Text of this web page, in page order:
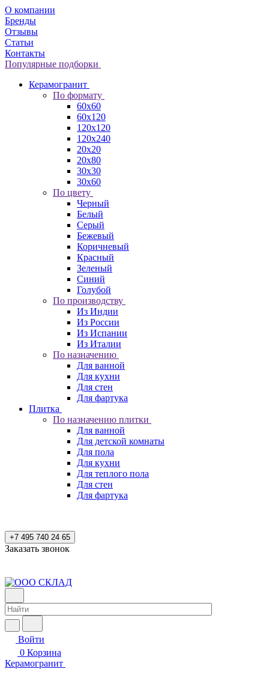
О компании
Бренды
Отзывы
Статьи
Контакты
Популярные подборки
Керамогранит
По формату
60x60
60x120
120x120
120x240
20x20
20x80
30x30
30x60
По цвету
Черный
Белый
Серый
Бежевый
Коричневый
Красный
Зеленый
Синий
Голубой
По производству
Из Индии
Из России
Из Испании
Из Италии
По назначению
Для ванной
Для кухни
Для стен
Для фартука
Плитка
По назначению плитки
Для ванной
Для детской комнаты
Для пола
Для кухни
Для теплого пола
Для стен
Для фартука
+7 495 740 24 65
Заказать звонок
Войти
0 Корзина
Керамогранит